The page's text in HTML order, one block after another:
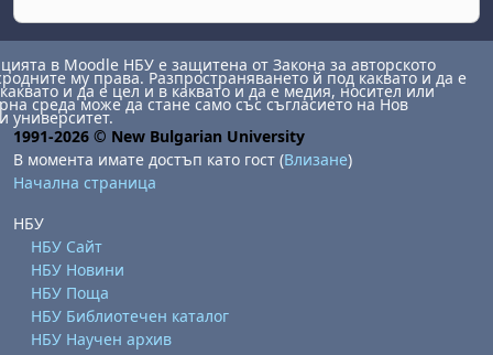
в Moodle НБУ е защитена от Закона за авторското
му права. Разпространяването й под каквато и да е
и да е цел и в каквато и да е медия, носител или
среда може да стане само със съгласието на Нов
университет.
1991-2026 © New Bulgarian University
В момента имате достъп като гост (Влизане)
Начална страница
НБУ
НБУ Сайт
НБУ Новини
НБУ Поща
НБУ Библиотечен каталог
НБУ Научен архив